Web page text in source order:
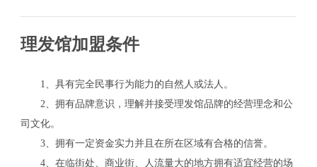
理发馆加盟条件
1、具有完全民事行为能力的自然人或法人。
2、拥有品牌意识，理解并接受理发馆品牌的经营理念和公
司文化。
3、拥有一定资金实力并且在所在区域有合格的信誉。
4、在临街处、商业街、人流量大的地方拥有适宜经营的场